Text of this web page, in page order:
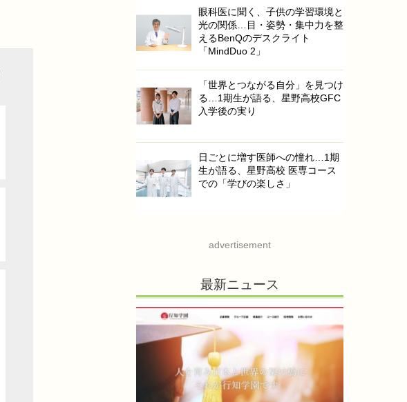
眼科医に聞く、子供の学習環境と
光の関係…目・姿勢・集中力を整
えるBenQのデスクライト
「MindDuo 2」
「世界とつながる自分」を見つけ
る…1期生が語る、星野高校GFC
入学後の実り
日ごとに増す医師への憧れ…1期
生が語る、星野高校 医専コース
での「学びの楽しさ」
advertisement
最新ニュース